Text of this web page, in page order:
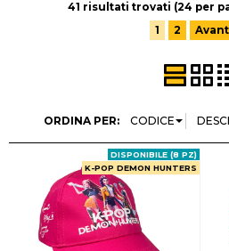
Natale
41 risultati trovati (24 per
1
2
ORDINA PER:
K-POP DEMON HUNTERS
DISPONIBILE (8 PZ)